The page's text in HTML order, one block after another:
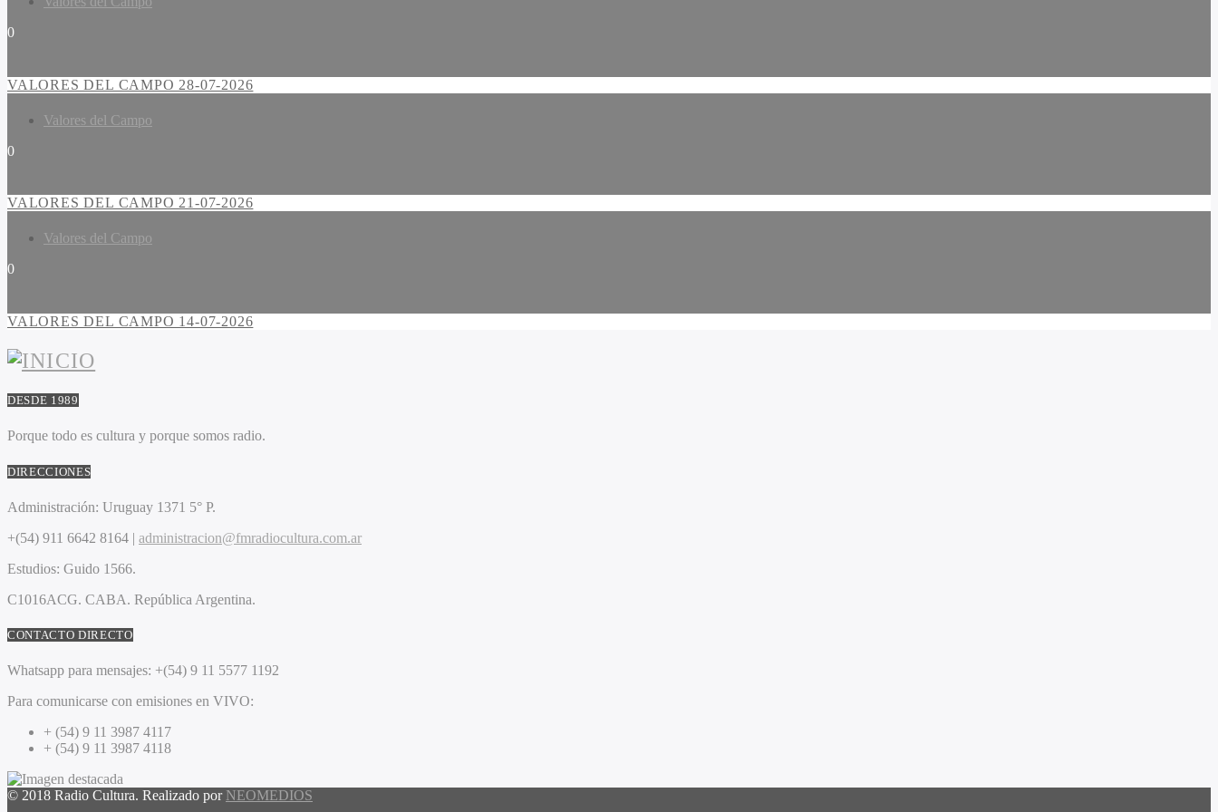
0
VALORES DEL CAMPO 28-07-2026
Valores del Campo
0
VALORES DEL CAMPO 21-07-2026
Valores del Campo
0
VALORES DEL CAMPO 14-07-2026
DESDE 1989
Porque todo es cultura y porque somos radio.
DIRECCIONES
Administración: Uruguay 1371 5° P.
+(54) 911 6642 8164 | administracion@fmradiocultura.com.ar
Estudios: Guido 1566.
C1016ACG. CABA. República Argentina.
CONTACTO DIRECTO
Whatsapp para mensajes: +(54) 9 11 5577 1192
Para comunicarse con emisiones en VIVO:
+ (54) 9 11 3987 4117
+ (54) 9 11 3987 4118
© 2018 Radio Cultura. Realizado por NEOMEDIOS